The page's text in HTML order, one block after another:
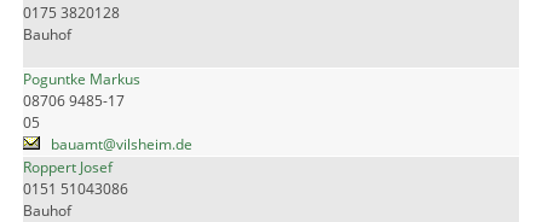
0175 3820128
Bauhof
Poguntke Markus
08706 9485-17
05
bauamt@vilsheim.de
Roppert Josef
0151 51043086
Bauhof